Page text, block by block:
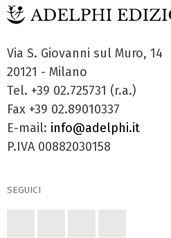
Via S. Giovanni sul Muro, 14
20121 - Milano
Tel. +39 02.725731 (r.a.)
Fax +39 02.89010337
E-mail: info@adelphi.it
P.IVA 00882030158
SEGUICI